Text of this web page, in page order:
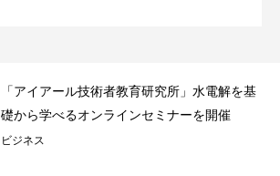
「アイアール技術者教育研究所」水電解を基
礎から学べるオンラインセミナーを開催
ビジネス